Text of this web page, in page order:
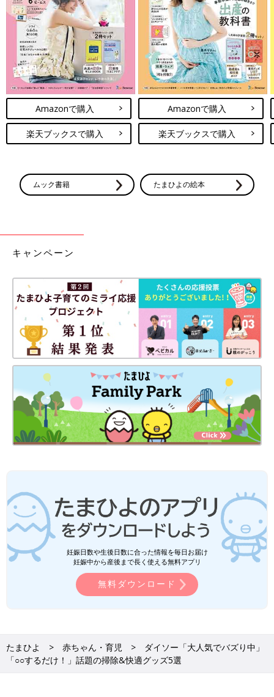
Amazonで購入
楽天ブックスで購入
Amazonで購入
楽天ブックスで購入
ムック書籍 たまひよの絵本
キャンペーン
妊娠日数や生後日数に合った情報を毎日お届け
妊娠中から産後まで長く使える無料アプリ
無料ダウンロード
たまひよ 赤ちゃん・育児
ダイソー「大人気でバズり中」
「○○するだけ！」話題の掃除&快適グッズ5選